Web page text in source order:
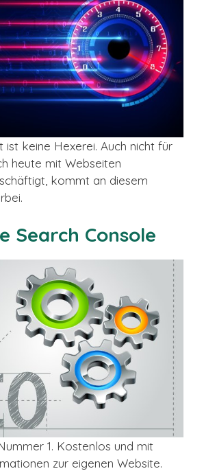
ist keine Hexerei. Auch nicht für
heute mit Webseiten
kommt an diesem
Search Console
1. Kostenlos und mit
zur eigenen Website.